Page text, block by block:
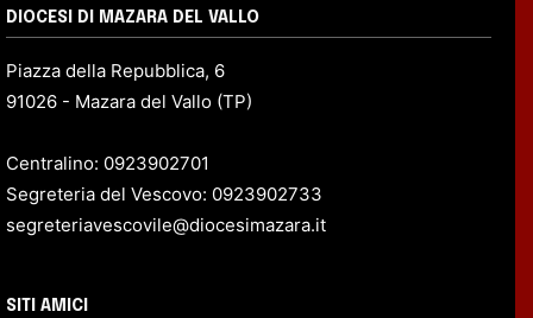
DIOCESI DI MAZARA DEL VALLO
Piazza della Repubblica, 6
91026 - Mazara del Vallo (TP)
Centralino: 0923902701
Segreteria del Vescovo: 0923902733
segreteriavescovile@diocesimazara.it
SITI AMICI